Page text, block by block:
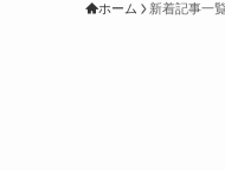
ホーム 新着記事一